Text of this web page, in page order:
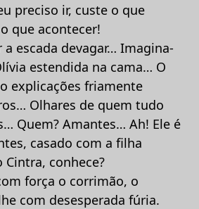
preciso ir, custe o que
que acontecer!
a escada devagar… Imagina-
estendida na cama… O
explicações friamente
Olhares de quem tudo
Quem? Amantes… Ah! Ele é
casado com a filha
Cintra, conhece?
força o corrimão, o
com desesperada fúria.